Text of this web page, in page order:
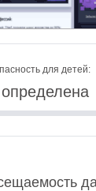
для детей: